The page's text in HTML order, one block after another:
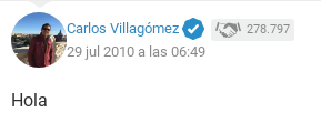
Carlos Villagómez 278.797
29 jul 2010 a las 06:49
Hola